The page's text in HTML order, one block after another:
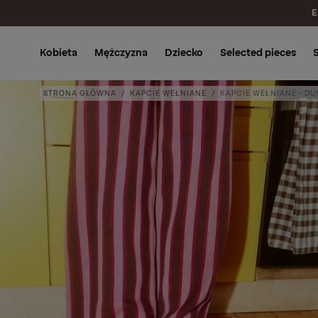
treści
Kobieta Mężczyzna Dziecko Selected pieces
STRONA GŁÓWNA / KAPCIE WEŁNIANE / KAPCIE WEŁNIANE -